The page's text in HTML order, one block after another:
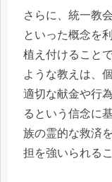
さらに、統一教
といった概念を
植え付けること
ような教えは、
適切な献金や行
るという信念に
族の霊的な救済
担を強いられる